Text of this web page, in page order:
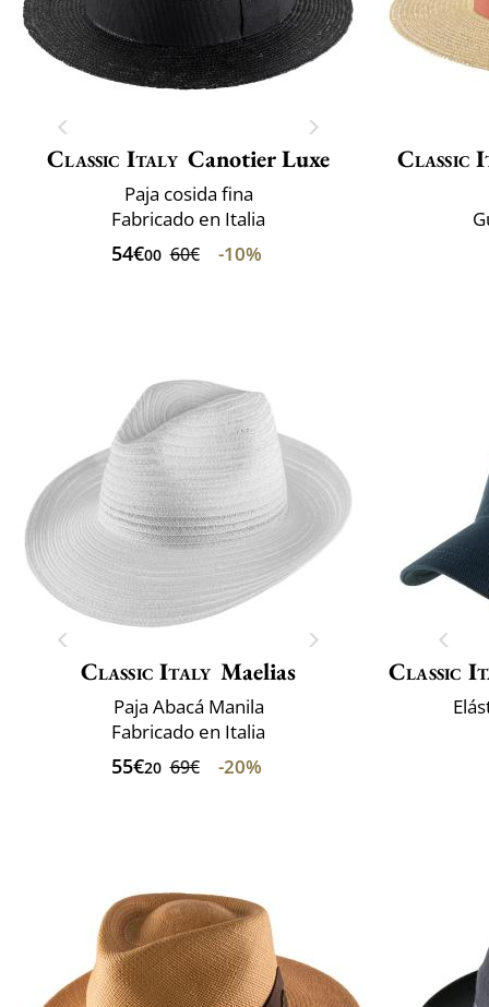
Classic Italy Canotier Luxe
Paja cosida fina
Fabricado en Italia
54€00 60€ -10%
Classic
Classic Italy Maelias
Paja Abacá Manila
Fabricado en Italia
55€20 69€ -20%
Classic